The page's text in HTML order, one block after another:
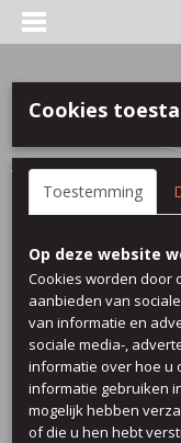
Anmelden Registrieren
Startseite>Leinen
Cookies
Toestemming
Op deze website
Cookies worden door
aanbieden van
van informatie en
sociale media-,
informatie over hoe u
informatie gebruiken
mogelijk hebben
of die u hen hebt